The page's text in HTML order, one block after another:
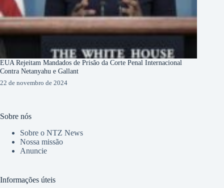
EUA Rejeitam Mandados de Prisão da Corte Penal Internacional
Contra Netanyahu e Gallant
22 de novembro de 2024
Sobre nós
Sobre o NTZ News
Nossa missão
Anuncie
Informações úteis